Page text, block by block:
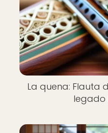
La quena: Flauta
legado